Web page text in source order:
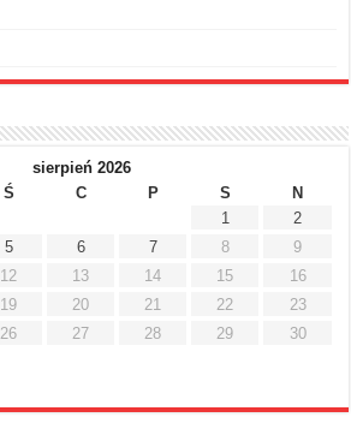
sierpień 2026
Ś C P S
N
1
2
5 6 7 8
9
12 13 14 15
16
19 20 21 22
23
26 27 28 29
30